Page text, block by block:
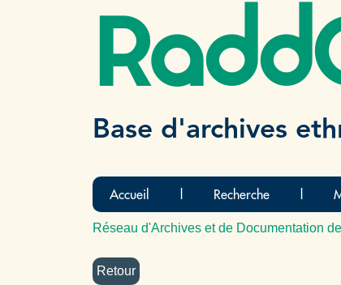
Base d'archives
Accueil Recherche
Réseau d'Archives et de Documentation